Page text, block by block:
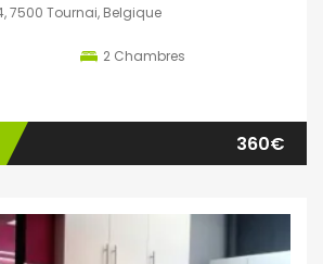
7500 Tournai, Belgique
2 Chambres
360€